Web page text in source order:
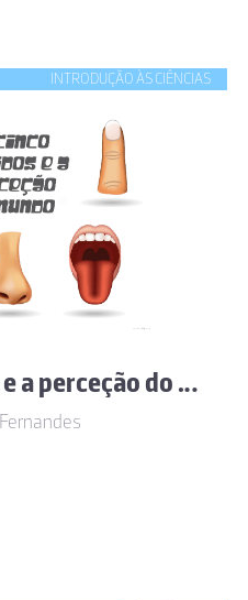
INTRODUÇÃO ÀS CIÊNCIAS
Os cinco sentidos e a perceção do mundo